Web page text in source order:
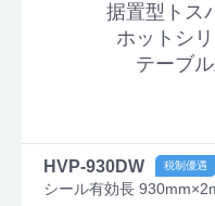
据置型トス
ホットシ
テーブ
HVP-930DW
シール有効長